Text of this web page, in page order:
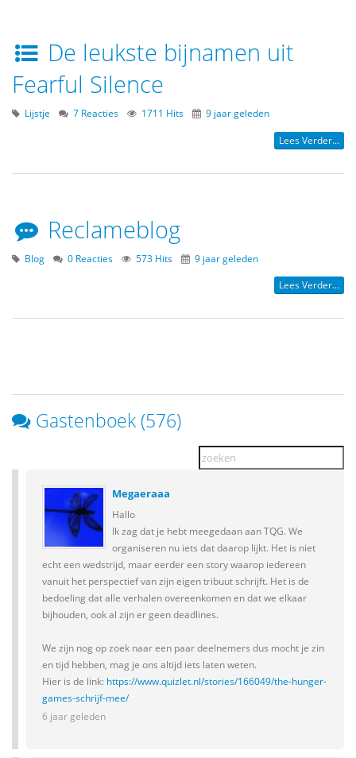
De leukste bijnamen uit
Fearful Silence
Lijstje 7 Reacties 1711 Hits 9 jaar geleden
Lees Verder...
Reclameblog
Blog 0 Reacties 573 Hits 9 jaar geleden
Lees Verder...
Gastenboek (576)
Megaeraaa
Hallo
Ik zag dat je hebt meegedaan aan TQG. We
organiseren nu iets dat daarop lijkt. Het is niet
echt een wedstrijd, maar eerder een story waarop iedereen
vanuit het perspectief van zijn eigen tribuut schrijft. Het is de
bedoeling dat alle verhalen overeenkomen en dat we elkaar
bijhouden, ook al zijn er geen deadlines.
We zijn nog op zoek naar een paar deelnemers dus mocht je zin
en tijd hebben, mag je ons altijd iets laten weten.
Hier is de link: https://www.quizlet.nl/stories/166049/the-hunger-
games-schrijf-mee/
6 jaar geleden